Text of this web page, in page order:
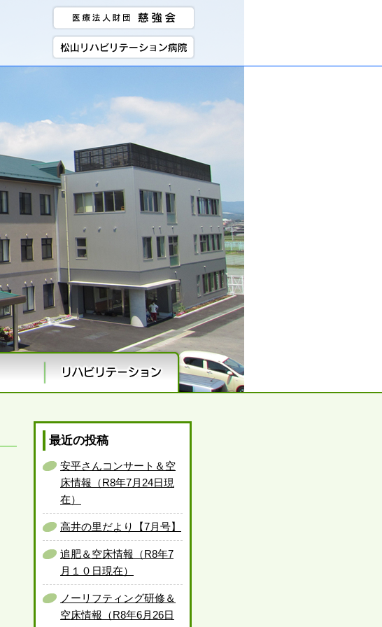
最近の投稿
安平さんコンサート＆空
床情報（R8年7月24日現
在）
高井の里だより【7月号】
追肥＆空床情報（R8年7
月１０日現在）
ノーリフティング研修＆
空床情報（R8年6月26日